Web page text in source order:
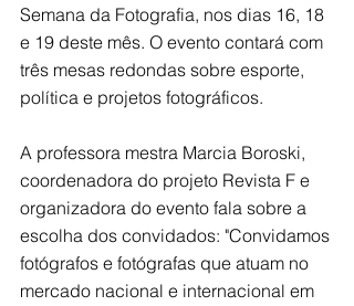
Semana da Fotografia, nos dias 16, 18
e 19 deste mês. O evento contará com
três mesas redondas sobre esporte,
política e projetos fotográficos.
A professora mestra Marcia Boroski,
coordenadora do projeto Revista F e
organizadora do evento fala sobre a
escolha dos convidados: "Convidamos
fotógrafos e fotógrafas que atuam no
mercado nacional e internacional em